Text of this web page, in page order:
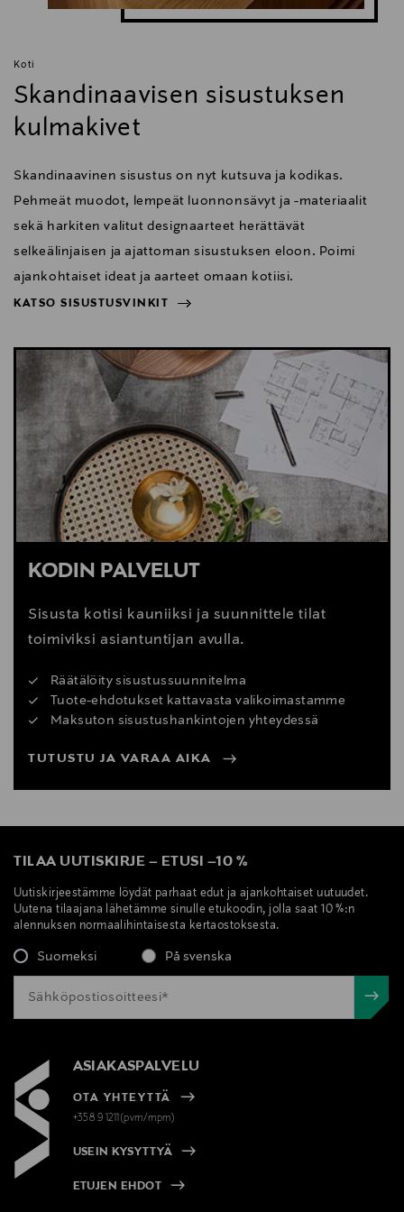
puhelulaadun, poikkeuksellisella mukavuudella ja
• aptX Adaptive/Lossless sekä Classic -bluetooth-
teknologiat
• Erillisrakenteinen vahvistin ja DAC
• Kehittynyt DSP-tekniikka
• Smartcase-kotelo osaa myös lähettää puhdasta
ääntä nappeihin (lähteinä USB-liitäntä tai 3,5 mm tulo)
latauksen ja enemmän lisävirtaa latauskotelon avulla.
• Pikalataustuki
• IP54-kosteusluokitus
Täydellinen työmatkoillesi
automaattisesti ympäristöön, sekä neljä mikrofonia
per kuuloke takaa keskeytymättömän musiikin ja
puhelun toiston.
• Aktiivinen melunvaimennus
Koti
Skandinaavisen sisustuksen
kulmakivet
Skandinaavinen sisustus on nyt kutsuva ja kodikas.
Pehmeät muodot, lempeät luonnonsävyt ja -materiaalit
sekä harkiten valitut designaarteet herättävät
selkeälinjaisen ja ajattoman sisustuksen eloon. Poimi
ajankohtaiset ideat ja aarteet omaan kotiisi.
KATSO SISUSTUSVINKIT
KATSO SISUSTUSVINKIT
KODIN PALVELUT
Sisusta kotisi kauniiksi ja suunnittele tilat
toimiviksi asiantuntijan avulla.
Räätälöity sisustussuunnitelma
Tuote-ehdotukset kattavasta valikoimastamme
Maksuton sisustushankintojen yhteydessä
TUTUSTU JA VARAA AIKA
TILAA UUTISKIRJE – ETUSI –10 %
Uutiskirjeestämme löydät parhaat edut ja ajankohtaiset uutuudet.
Uutena tilaajana lähetämme sinulle etukoodin, jolla saat 10 %:n
alennuksen normaalihintaisesta kertaostoksesta.
Suomeksi På svenska
ASIAKASPALVELU
OTA YHTEYTTÄ
+358 9 1211(pvm/mpm)
USEIN KYSYTTYÄ
ETUJEN EHDOT